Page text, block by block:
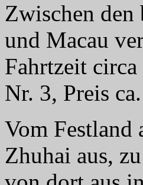
Zwischen
und Macau
Fahrtzeit
Nr. 3, Preis
Vom Festland
Zhuhai aus,